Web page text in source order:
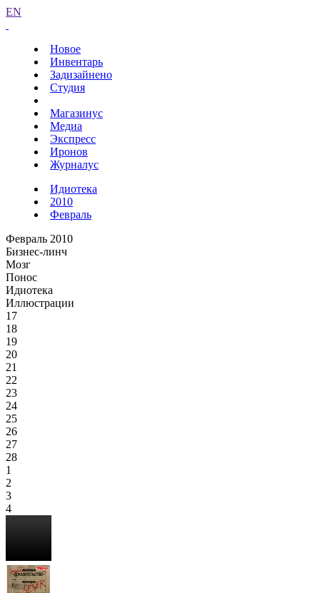
EN
Новое
Инвентарь
Задизайнено
Студия
Магазинус
Медиа
Экспресс
Иронов
Журналус
Идиотека
2010
Февраль
Февраль 2010
Бизнес-линч
Мозг
Понос
Идиотека
Иллюстрации
17
18
19
20
21
22
23
24
25
26
27
28
1
2
3
4